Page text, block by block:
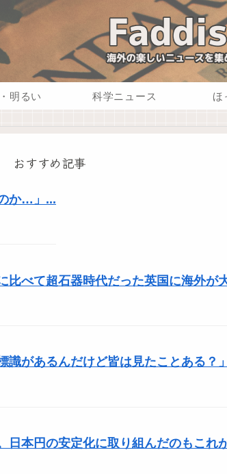
明るい 科学ニュース ほ
おすすめ記事
か…」...
比べて超石器時代だった英国に海外が
識があるんだけど皆は見たことある？
日本円の安定化に取り組んだのもこれ